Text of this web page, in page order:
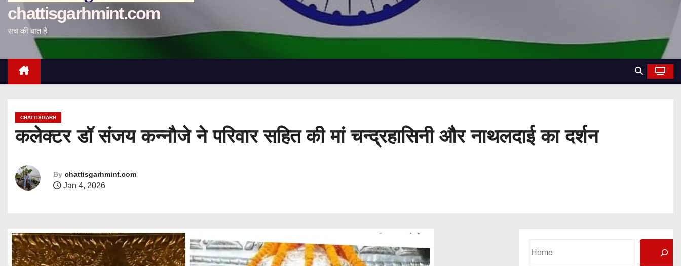
chattisgarhmint.com
सच की बात है
CHATTISGARH
कलेक्टर डॉ संजय कन्नौजे ने परिवार सहित की मां चन्द्रहासिनी और नाथलदाई का दर्शन
By chattisgarhmint.com
Jan 4, 2026